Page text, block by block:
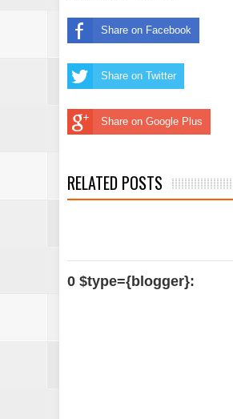
Share on Facebook
Share on Twitter
Share on Google Plus
RELATED POSTS
0 $type={blogger}: